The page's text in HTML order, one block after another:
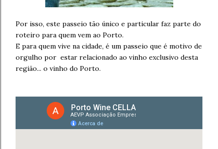
Por isso, este passeio tão único e particular faz parte do
roteiro para quem vem ao Porto.
E para quem vive na cidade, é um passeio que é motivo de
orgulho por estar relacionado ao vinho exclusivo desta
região... o vinho do Porto.